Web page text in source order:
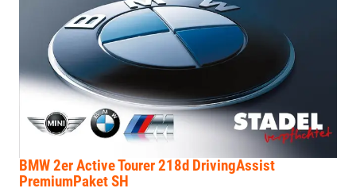
BMW 2er Active Tourer218d DrivingAssist
PremiumPaket SH